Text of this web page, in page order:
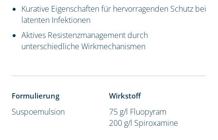
Kurative Eigenschaften für hervorragenden Schutz bei
latenten Infektionen
Aktives Resistenzmanagement durch
unterschiedliche Wirkmechanismen
Formulierung
Suspoemulsion
Wirkstoff
75 g/l Fluopyram
200 g/l Spiroxamine